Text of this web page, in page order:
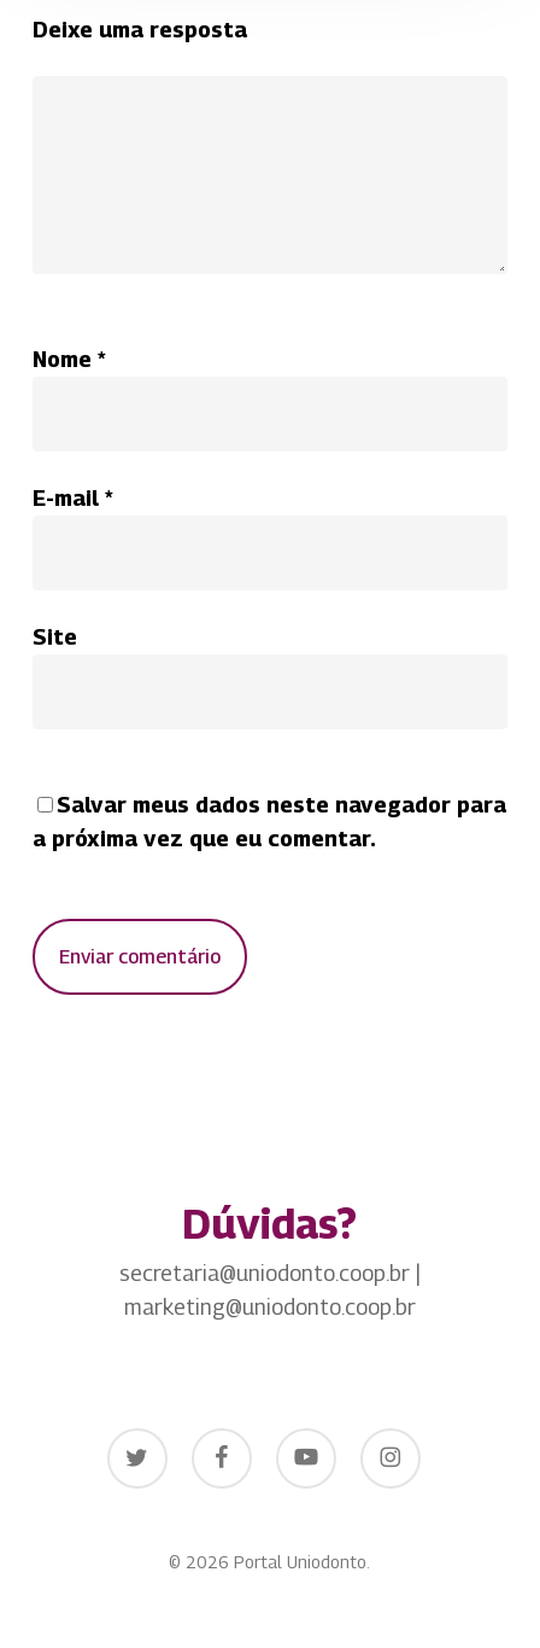
Deixe uma resposta
Nome *
E-mail *
Site
Salvar meus dados neste navegador para
a próxima vez que eu comentar.
Dúvidas?
secretaria@uniodonto.coop.br |
marketing@uniodonto.coop.br
twitter facebook youtube instagram
© 2026 Portal Uniodonto.